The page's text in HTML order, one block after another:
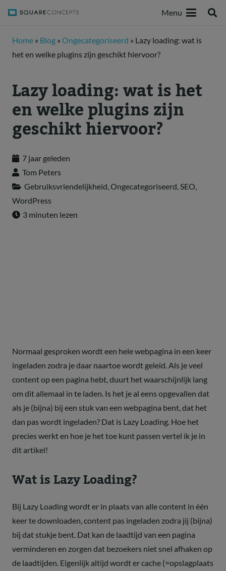
Menu
Home » Blog » Ongecategoriseerd » Lazy loading: wat is
het en welke plugins zijn geschikt hiervoor?
Lazy loading: wat is het
en welke plugins zijn
geschikt hiervoor?
7 jaar geleden
Tom Peters
Gebruiksvriendelijkheid,Ongecategoriseerd,SEO,
WordPress
3 minuten lezen
Normaal gesproken wordt een hele webpagina in een keer
ingeladen zodra je daar naartoe wordt geleid. Als je veel
content op een pagina hebt, duurt het waarschijnlijk lang
om dit allemaal in te laden. Is het je al eens opgevallen dat
als je (bijna) bij een stuk van een webpagina bent, dat het
dan pas wordt ingeladen? Dat is Lazy Loading. Hoe het
precies werkt en hoe je het toe kunt passen vertel ik je in
dit artikel!
Wat is Lazy Loading?
Bij Lazy Loading wordt er in plaats van alle content in één
keer te downloaden, content pas ingeladen zodra jij (bijna)
bij dat stukje bent. Dat kan de laadtijd van een pagina
verminderen en zorgen dat bezoekers niet snel afhaken op
de laadtijden. Eigenlijk altijd wordt er cache (=opslagplaats